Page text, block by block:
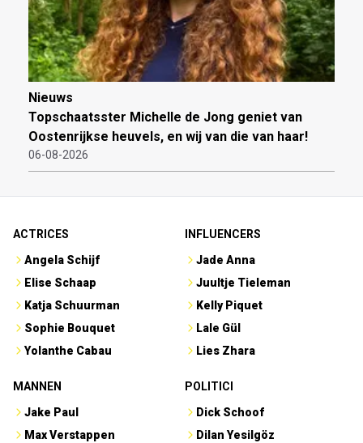
Nieuws
Topschaatsster Michelle de Jong geniet van
Oostenrijkse heuvels, en wij van die van haar!
06-08-2026
ACTRICES
Angela Schijf
Elise Schaap
Katja Schuurman
Sophie Bouquet
Yolanthe Cabau
INFLUENCERS
Jade Anna
Juultje Tieleman
Kelly Piquet
Lale Gül
Lies Zhara
MANNEN
Jake Paul
Max Verstappen
POLITICI
Dick Schoof
Dilan Yesilgöz